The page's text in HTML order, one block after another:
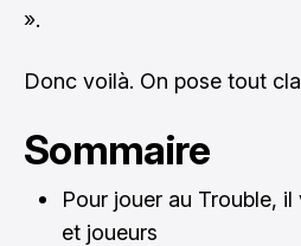
».
Donc voilà. On pose tout
Sommaire
Pour jouer au Trouble,
et joueurs